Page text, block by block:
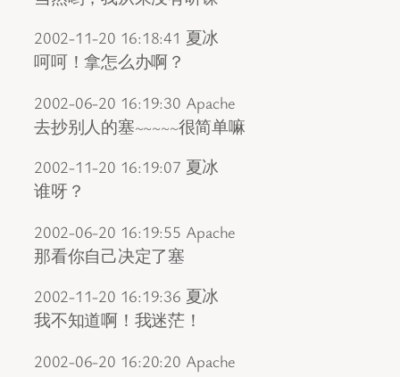
2002-11-20 16:18:41 夏冰
呵呵！拿怎么办啊？
2002-06-20 16:19:30 Apache
去抄别人的塞~~~~~很简单嘛
2002-11-20 16:19:07 夏冰
谁呀？
2002-06-20 16:19:55 Apache
那看你自己决定了塞
2002-11-20 16:19:36 夏冰
我不知道啊！我迷茫！
2002-06-20 16:20:20 Apache